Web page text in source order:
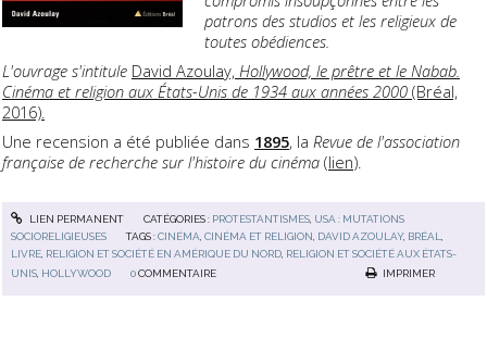
patrons des studios et les religieux de
toutes obédiences.
L'ouvrage s'intitule David Azoulay, Hollywood, le prêtre et le Nabab.
Cinéma et religion aux États-Unis de 1934 aux années 2000 (Bréal,
2016).
Une recension a été publiée dans 1895, la Revue de l'association
française de recherche sur l'histoire du cinéma (lien).
LIEN PERMANENT CATÉGORIES : PROTESTANTISMES, USA : MUTATIONS
SOCIORELIGIEUSES
TAGS :CINÉMA ,CINÉMA ET RELIGION DAVID AZOULAY, BRÉAL
LIVRE RELIGION ET SOCIÉTÉ EN AMÉRIQUE DU NORD RELIGION ET SOCIÉTÉ AUX ÉTATS-
UNIS, HOLLYWOOD 0 COMMENTAIRE IMPRIMER